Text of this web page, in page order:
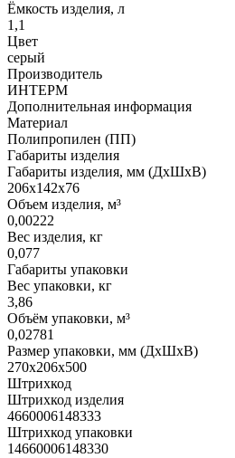
Ёмкость изделия, л
1,1
Цвет
серый
Производитель
ИНТЕРМ
Дополнительная информация
Материал
Полипропилен (ПП)
Габариты изделия
Габариты изделия, мм (ДхШхВ)
206х142х76
Объем изделия, м³
0,00222
Вес изделия, кг
0,077
Габариты упаковки
Вес упаковки, кг
3,86
Объём упаковки, м³
0,02781
Размер упаковки, мм (ДхШхВ)
270х206х500
Штрихкод
Штрихкод изделия
4660006148333
Штрихкод упаковки
14660006148330